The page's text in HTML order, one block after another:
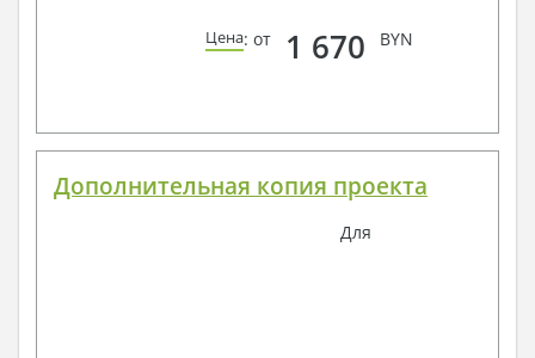
Цена: от 1 670 BYN
Дополнительная копия проекта
Для